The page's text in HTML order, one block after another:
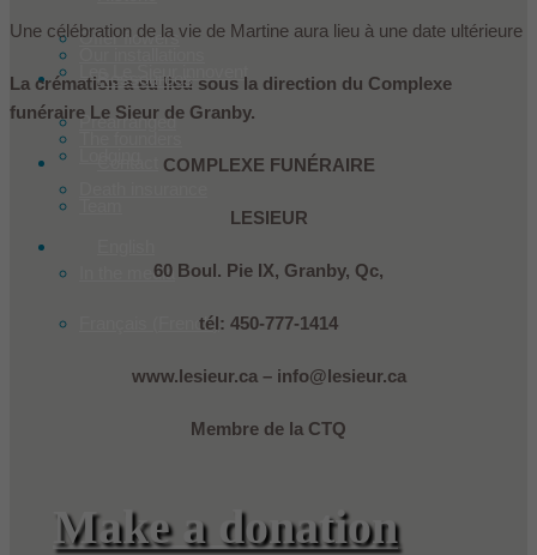
Offer flowers
Prearranged
Les Le Sieur innovent
In the media
Ressources
French)
Une célébration de la vie de Martine aura lieu à une date ultérieure
La crémation a eu lieu sous la direction du Complexe
funéraire Le Sieur de Granby.
COMPLEXE FUNÉRAIRE
LESIEUR
60 Boul. Pie IX, Granby, Qc,
tél: 450-777-1414
www.lesieur.ca – info@lesieur.ca
Membre de la CTQ
Make a donation